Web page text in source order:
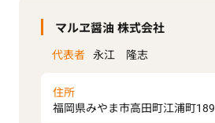
マルヱ醤油 株式会社
代表者 永江 隆志
住所
福岡県みやま市高田町江浦町189